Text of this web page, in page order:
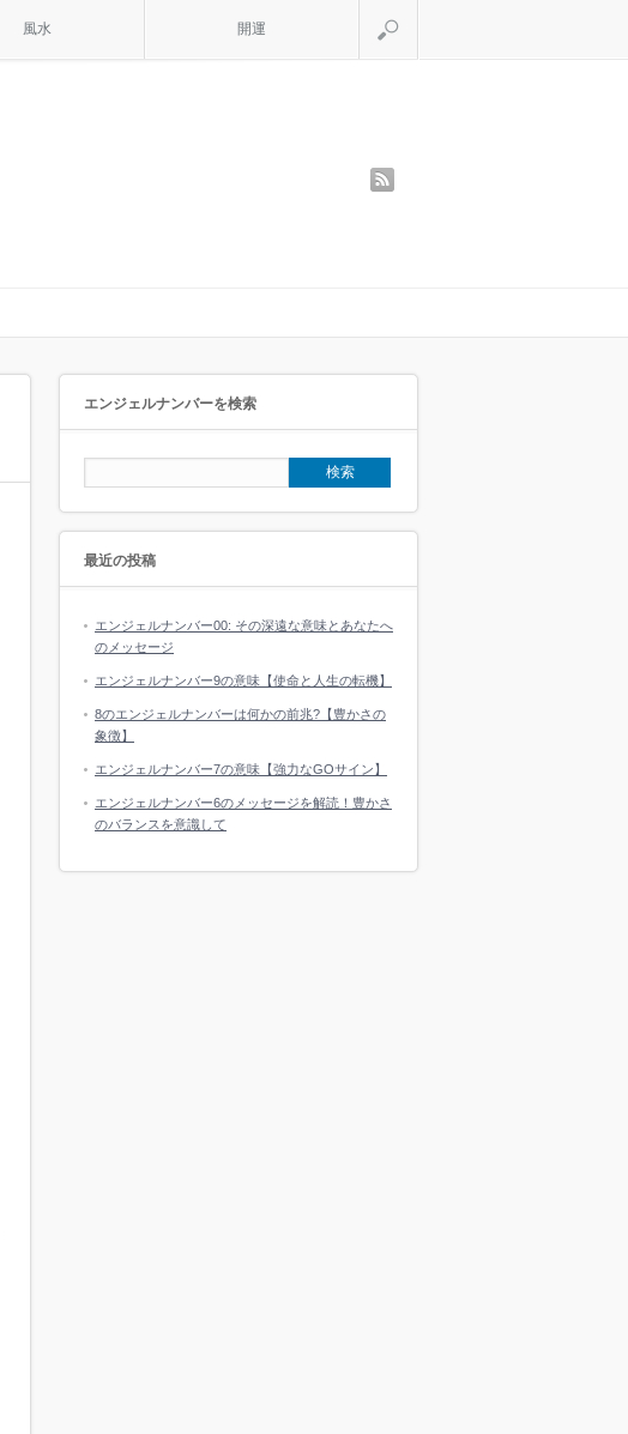
風水 開運
エンジェルナンバーを検索
最近の投稿
エンジェルナンバー00: その深遠な意味とあなたへ
のメッセージ
エンジェルナンバー9の意味【使命と人生の転機】
8のエンジェルナンバーは何かの前兆?【豊かさの
象徴】
エンジェルナンバー7の意味【強力なGOサイン】
エンジェルナンバー6のメッセージを解読！豊かさ
のバランスを意識して